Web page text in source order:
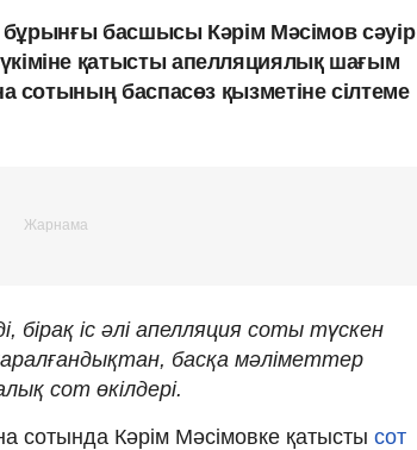
бұрынғы басшысы Кәрім Мәсімов сәуір
қатысты апелляциялық шағым
сотының баспасөз қызметіне сілтеме
бірақ іс әлі апелляция соты түскен
басқа мәліметтер
сот өкілдері.
сотында Кәрім Мәсімовке қатысты сот